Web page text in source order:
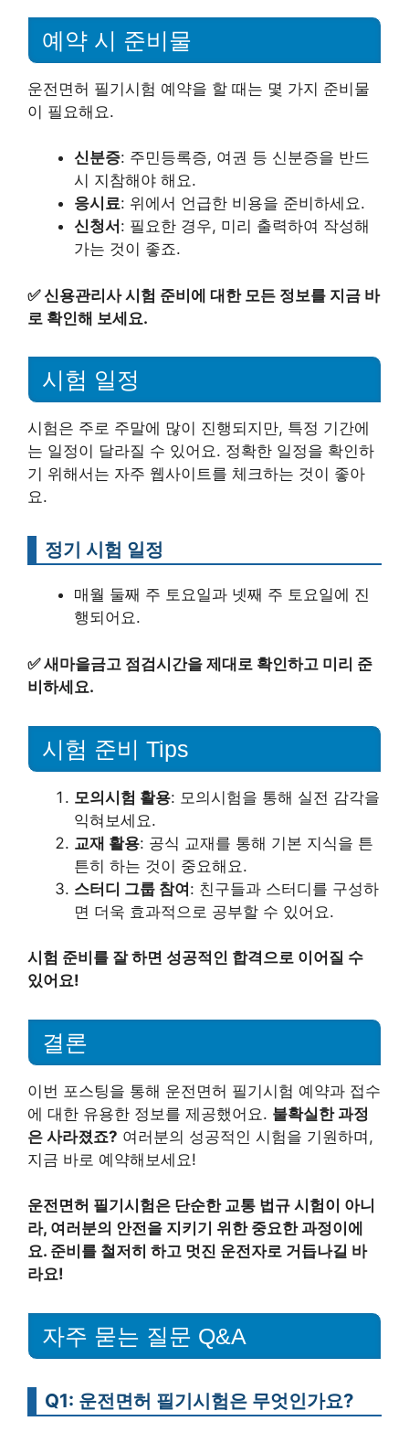
예약 시 준비물
운전면허 필기시험 예약을 할 때는 몇 가지 준비물
이 필요해요.
신분증: 주민등록증, 여권 등 신분증을 반드
시 지참해야 해요.
응시료: 위에서 언급한 비용을 준비하세요.
신청서 : 필요한 경우, 미리 출력하여 작성해
가는 것이 좋죠.
✅신용관리사 시험 준비에 대한 모든 정보를 지금 바
로 확인해 보세요.
시험 일정
시험은 주로 주말에 많이 진행되지만, 특정 기간에
는 일정이 달라질 수 있어요. 정확한 일정을 확인하
기 위해서는 자주 웹사이트를 체크하는 것이 좋아
요.
정기 시험 일정
매월 둘째 주 토요일과 넷째 주 토요일에 진
행되어요.
✅새마을금고 점검시간을 제대로 확인하고 미리 준
비하세요.
시험 준비 Tips
모의시험 활용: 모의시험을 통해 실전 감각을
익혀보세요.
교재 활용: 공식 교재를 통해 기본 지식을 튼
튼히 하는 것이 중요해요.
스터디 그룹 참여: 친구들과 스터디를 구성하
면 더욱 효과적으로 공부할 수 있어요.
시험 준비를 잘 하면 성공적인 합격으로 이어질 수
있어요!
결론
이번 포스팅을 통해 운전면허 필기시험 예약과 접수
에 대한 유용한 정보를 제공했어요. 불확실한 과정
은 사라졌죠? 여러분의 성공적인 시험을 기원하며,
지금 바로 예약해보세요!
운전면허 필기시험은 단순한 교통 법규 시험이 아니
라, 여러분의 안전을 지키기 위한 중요한 과정이에
요. 준비를 철저히 하고 멋진 운전자로 거듭나길 바
라요!
자주 묻는 질문 Q&A
Q1: 운전면허 필기시험은 무엇인가요?